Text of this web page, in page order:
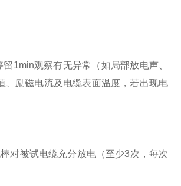
1min观察有无异常（如局部放电声、
、励磁电流及电缆表面温度，若出现电
对被试电缆充分放电（至少3次，每次